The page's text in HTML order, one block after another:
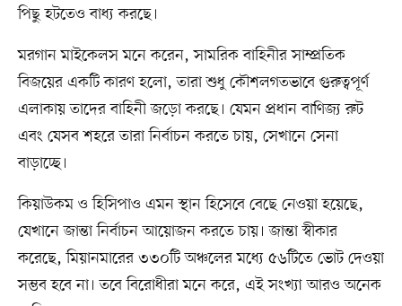
পিছু হটতেও বাধ্য করছে।
মরগান মাইকেলস মনে করেন, সামরিক বাহিনীর সাম্প্রতিক
বিজয়ের একটি কারণ হলো, তারা শুধু কৌশলগতভাবে গুরুত্বপূর্ণ
এলাকায় তাদের বাহিনী জড়ো করছে। যেমন প্রধান বাণিজ্য রুট
এবং যেসব শহরে তারা নির্বাচন করতে চায়, সেখানে সেনা
বাড়াচ্ছে।
কিয়াউকম ও হিসিপাও এমন স্থান হিসেবে বেছে নেওয়া হয়েছে,
যেখানে জান্তা নির্বাচন আয়োজন করতে চায়। জান্তা স্বীকার
করেছে, মিয়ানমারের ৩৩০টি অঞ্চলের মধ্যে ৫৬টিতে ভোট দেওয়া
সম্ভব হবে না। তবে বিরোধীরা মনে করে, এই সংখ্যা আরও অনেক